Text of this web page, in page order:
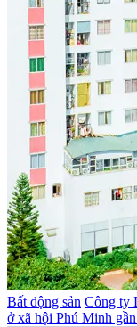
Bất động sản Công ty
ở xã hội Phú Minh